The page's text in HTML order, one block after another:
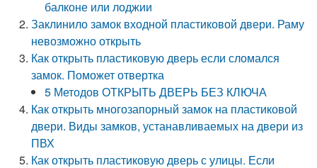
балконе или лоджии
Заклинило замок входной пластиковой двери. Раму
невозможно открыть
Как открыть пластиковую дверь если сломался
замок. Поможет отвертка
5 Методов ОТКРЫТЬ ДВЕРЬ БЕЗ КЛЮЧА
Как открыть многозапорный замок на пластиковой
двери. Виды замков, устанавливаемых на двери из
ПВХ
Как открыть пластиковую дверь с улицы. Если